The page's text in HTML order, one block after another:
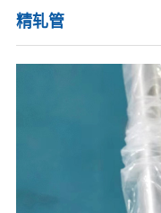
精轧管